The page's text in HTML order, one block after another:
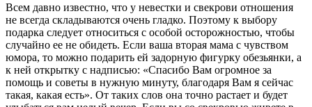
Всем давно известно, что у невестки и свекрови отношения
не всегда складываются очень гладко. Поэтому к выбору
подарка следует относиться с особой осторожностью, чтобы
случайно ее не обидеть. Если ваша вторая мама с чувством
юмора, то можно подарить ей задорную фигурку обезьянки, а
к ней открытку с надписью: «Спасибо Вам огромное за
помощь и советы в нужную минуту, благодаря Вам я сейчас
такая, какая есть». От таких слов она точно растает и будет